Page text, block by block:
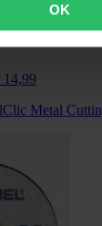
OK
14,99
Metal